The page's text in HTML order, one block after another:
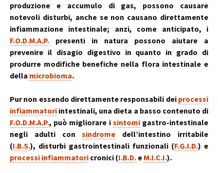
produzione e accumulo di gas, possono causare
notevoli disturbi, anche se non causano direttamente
infiammazione intestinale; anzi, come anticipato, i
F.O.D.M.A.P. presenti in natura possono aiutare a
prevenire il disagio digestivo in quanto in grado di
produrre modifiche benefiche nella flora intestinale e
della microbioma.
Pur non essendo direttamente responsabili dei processi
infiammatori intestinali, una dieta a basso contenuto di
F.O.D.M.A.P., può migliorare i sintomigastro-intestinale
negli adulti consindrome dell’intestino irritabile
(I.B.S.), disturbi gastrointestinali funzionali (F.G.I.D.) e
processi infiammatori cronici (I.B.D. e M.I.C.I.).